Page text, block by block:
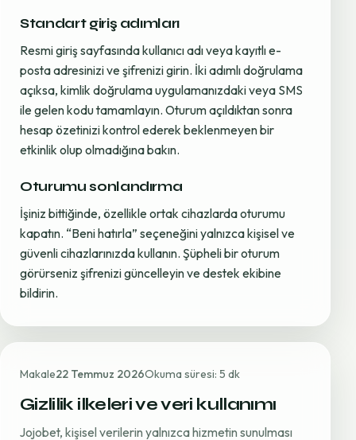
Standart giriş adımları
Resmi giriş sayfasında kullanıcı adı veya kayıtlı e-
posta adresinizi ve şifrenizi girin. İki adımlı doğrulama
açıksa, kimlik doğrulama uygulamanızdaki veya SMS
ile gelen kodu tamamlayın. Oturum açıldıktan sonra
hesap özetinizi kontrol ederek beklenmeyen bir
etkinlik olup olmadığına bakın.
Oturumu sonlandırma
İşiniz bittiğinde, özellikle ortak cihazlarda oturumu
kapatın. “Beni hatırla” seçeneğini yalnızca kişisel ve
güvenli cihazlarınızda kullanın. Şüpheli bir oturum
görürseniz şifrenizi güncelleyin ve destek ekibine
bildirin.
Makale22 Temmuz 2026Okuma süresi: 5 dk
Gizlilik ilkeleri ve veri kullanımı
Jojobet, kişisel verilerin yalnızca hizmetin sunulması